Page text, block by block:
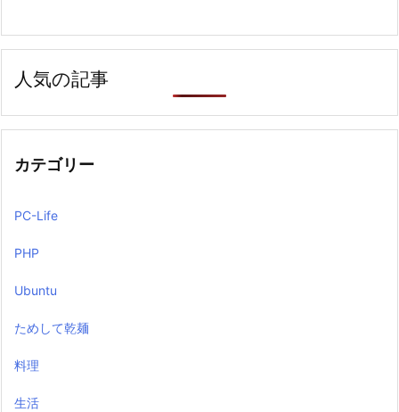
人気の記事
カテゴリー
PC-Life
PHP
Ubuntu
ためして乾麺
料理
生活